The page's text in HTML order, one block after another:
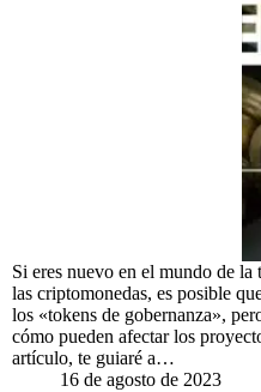
Si eres nuevo en el mundo de
las criptomonedas, es posible
los «tokens de gobernanza»,
cómo pueden afectar los
artículo, te guiaré a…
16 de agosto de 2023